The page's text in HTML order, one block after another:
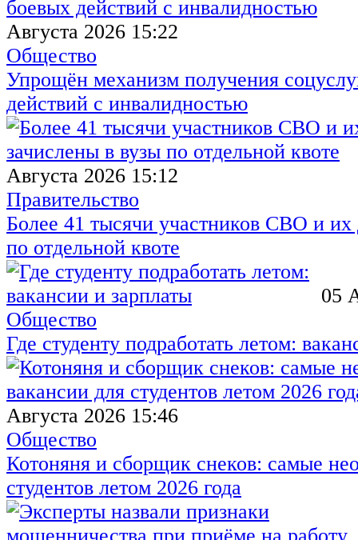
Августа 2026 15:22
Общество
Упрощён механизм получения
действий с инвалидностью
Августа 2026 15:12
Правительство
Более 41 тысячи участников СВО и их
по отдельной квоте
05
Общество
Где студенту подработать летом:
Августа 2026 15:46
Общество
Котоняня и сборщик снеков: самые
студентов летом 2026 года